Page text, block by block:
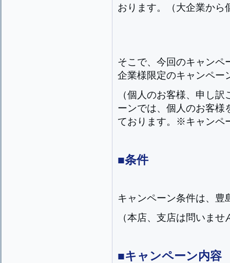
おります。（大企業から
そこで、今回のキャンペ
企業様限定のキャンペー
（個人のお客様、申し
ーンでは、個人のお客様
ております。※キャンペ
■条件
キャンペーン条件は、豊
（本店、支店は問いま
■キャンペーン内容